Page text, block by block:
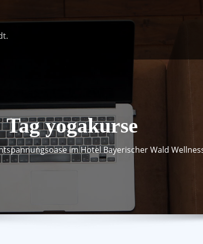
Tag yogakurse
im Hotel Bayerischer Wald